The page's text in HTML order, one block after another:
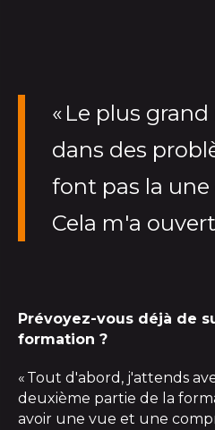
« Le plus
dans des
font pas la
Cela m'a
Prévoyez-vous déjà de
formation ?
« Tout d'abord, j'attends
deuxième partie de la
avoir une vue et une